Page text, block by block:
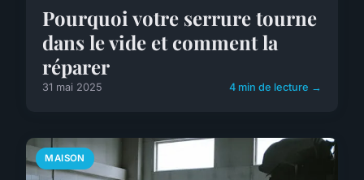
Pourquoi votre serrure tourne
dans le vide et comment la
réparer
31 mai 2025 4 min de lecture →
MAISON